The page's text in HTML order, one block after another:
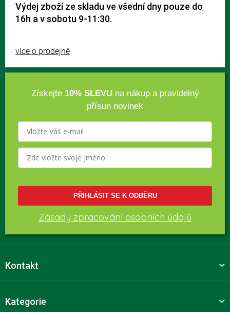
Výdej zboží ze skladu ve všední dny pouze do
16h a v sobotu 9-11:30.
více o prodejně
Získejte 10% SLEVUna nákup a pravidelný
přísun novinek
PŘIHLÁSIT SE K ODBĚRU
Zásady zpracování osobních údajů
Kontakt
Kategorie